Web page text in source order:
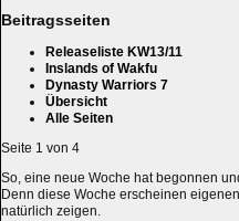
Beitragsseiten
Releaseliste KW13/11
Inslands of Wakfu
Dynasty Warriors 7
Übersicht
Alle Seiten
Seite 1 von 4
So, eine neue Woche hat begonnen
Denn diese Woche erscheinen
natürlich zeigen.